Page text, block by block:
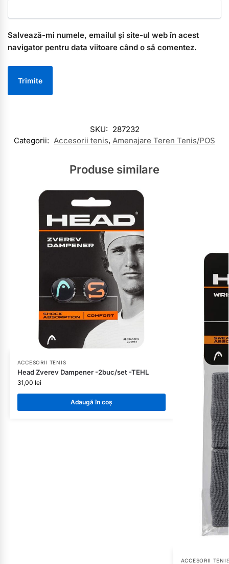
Salvează-mi numele, emailul și site-ul web în acest
navigator pentru data viitoare când o să comentez.
SKU: 287232
Categorii: Accesorii tenis, Amenajare Teren Tenis/POS
Produse similare
ACCESORII TENIS
Head Zverev Dampener -2buc/set -TEHL
31,00 lei
Adaugă în coș
ACCESORII